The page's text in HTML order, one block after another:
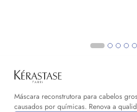
Máscara reconstrutora para cabelos
causados por químicas. Renova a